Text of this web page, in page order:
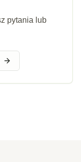
pytania lub